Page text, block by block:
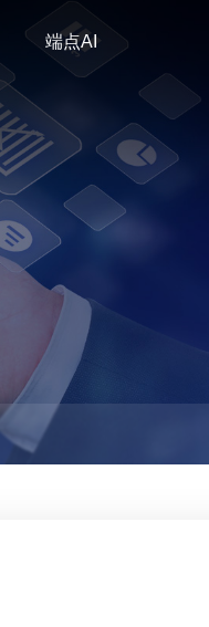
端点AI